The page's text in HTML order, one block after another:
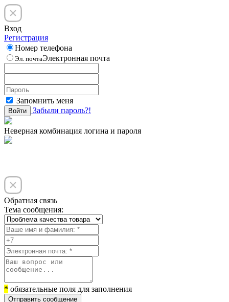
Вход
Регистрация
Номер телефона
Эл. почтаЭлектронная почта
Запомнить меня
Войти Забыли пароль?!
Неверная комбинация логина и пароля
Обратная связь
Тема сообщения:
* обязательные поля для заполнения
Отправить сообщение